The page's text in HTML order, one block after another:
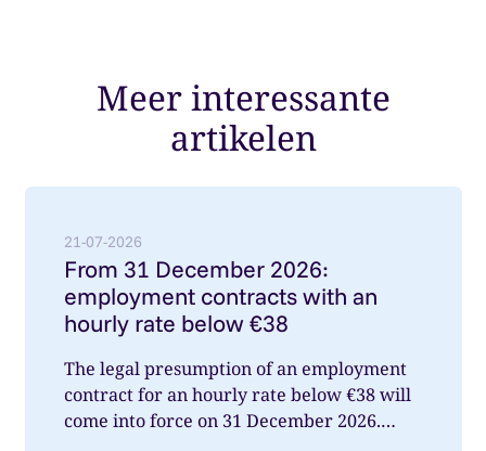
Meer interessante
artikelen
21-07-2026
From 31 December 2026:
employment contracts with an
hourly rate below €38
The legal presumption of an employment
contract for an hourly rate below €38 will
come into force on 31 December 2026.